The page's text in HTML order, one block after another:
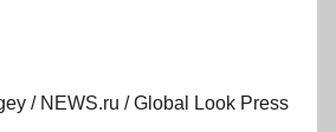
/ NEWS.ru / Global Look Press